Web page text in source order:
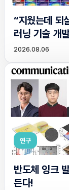
“지웠는데 되
러닝 기술 개
2026.08.06
연구
반도체 잉크
든다!